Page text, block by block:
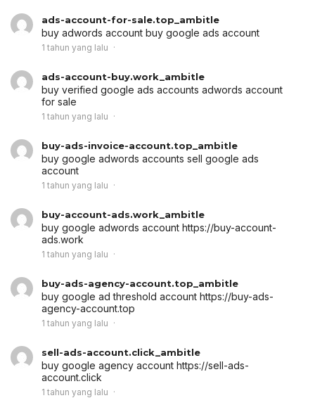
ads-account-for-sale.top_ambitle
buy adwords account buy google ads account
1 tahun yang lalu
ads-account-buy.work_ambitle
buy verified google ads accounts adwords account
for sale
1 tahun yang lalu
buy-ads-invoice-account.top_ambitle
buy google adwords accounts sell google ads
account
1 tahun yang lalu
buy-account-ads.work_ambitle
buy google adwords account https://buy-account-
ads.work
1 tahun yang lalu
buy-ads-agency-account.top_ambitle
buy google ad threshold account https://buy-ads-
agency-account.top
1 tahun yang lalu
sell-ads-account.click_ambitle
buy google agency account https://sell-ads-
account.click
1 tahun yang lalu